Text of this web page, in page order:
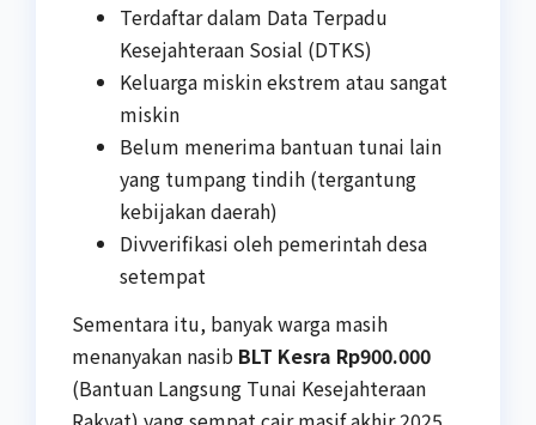
Terdaftar dalam Data Terpadu
Kesejahteraan Sosial (DTKS)
Keluarga miskin ekstrem atau sangat
miskin
Belum menerima bantuan tunai lain
yang tumpang tindih (tergantung
kebijakan daerah)
Divverifikasi oleh pemerintah desa
setempat
Sementara itu, banyak warga masih
menanyakan nasib BLT Kesra Rp900.000
(Bantuan Langsung Tunai Kesejahteraan